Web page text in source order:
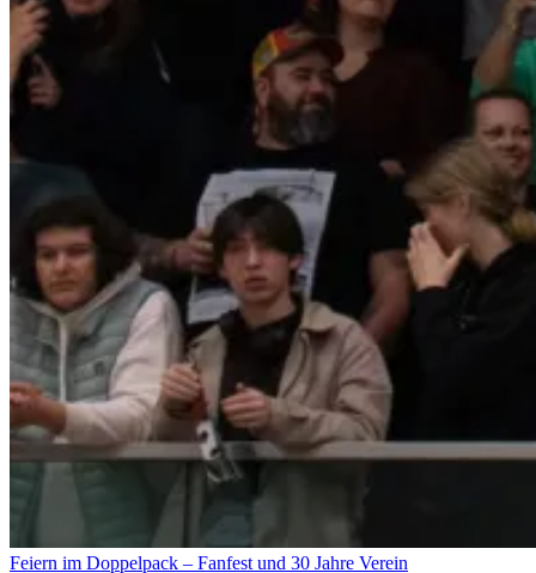
Feiern im Doppelpack – Fanfest und 30 Jahre Verein